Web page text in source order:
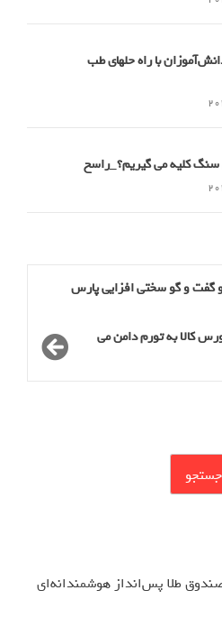
با راه حلهای طب
گفت و گو سختی افزایی پارس
کالا به تورم دامن می
جستجو
طلا پس‌انداز هوشمندانه‌ای